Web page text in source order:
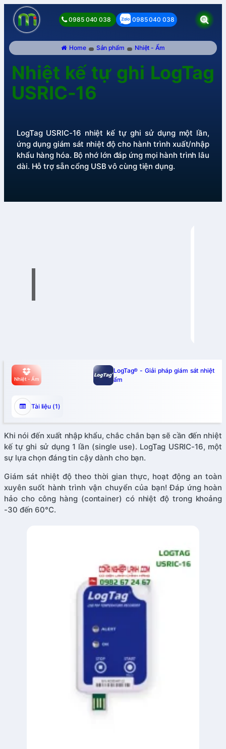
0985 040 038 0985 040 038
Home Sản phẩm Nhiệt - Ẩm
Nhiệt kế tự ghi LogTag
USRIC-16
LogTag USRIC-16 nhiệt kế tự ghi sử dụng một lần,
ứng dụng giám sát nhiệt độ cho hành trình xuất/nhập
khẩu hàng hóa. Bộ nhớ lớn đáp ứng mọi hành trình lâu
dài. Hỗ trợ sẵn cổng USB vô cùng tiện dụng.
Nhiệt - Ẩm
LogTag® - Giải pháp giám sát nhiệt
ẩm
Tài liệu (1)
Khi nói đến xuất nhập khẩu, chắc chắn bạn sẽ cần đến nhiệt
kế tự ghi sử dụng 1 lần (single use). LogTag USRIC-16, một
sự lựa chọn đáng tin cậy dành cho bạn.
Giám sát nhiệt độ theo thời gian thực, hoạt động an toàn
xuyên suốt hành trình vận chuyển của bạn! Đáp ứng hoàn
hảo cho công hàng (container) có nhiệt độ trong khoảng
-30 đến 60°C.